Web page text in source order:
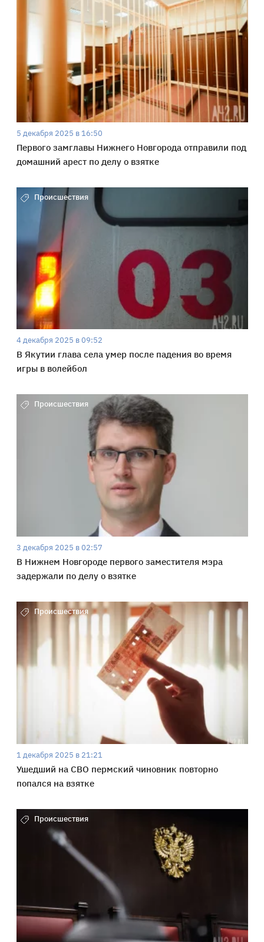
5 декабря 2025 в 16:50
Первого замглавы Нижнего Новгорода отправили под
домашний арест по делу о взятке
Происшествия
4 декабря 2025 в 09:52
В Якутии глава села умер после падения во время
игры в волейбол
Происшествия
3 декабря 2025 в 02:57
В Нижнем Новгороде первого заместителя мэра
задержали по делу о взятке
Происшествия
1 декабря 2025 в 21:21
Ушедший на СВО пермский чиновник повторно
попался на взятке
Происшествия